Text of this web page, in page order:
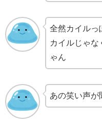
全然カイルっ
カイルじゃな
ゃん
あの笑い声が